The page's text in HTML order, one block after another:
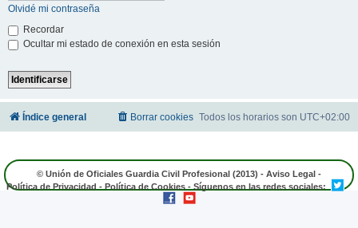
Olvidé mi contraseña
Recordar
Ocultar mi estado de conexión en esta sesión
Índice general Todos los horarios son UTC+02:00
Borrar cookies
© Unión de Oficiales Guardia Civil Profesional (2013) - Aviso Legal -
Política de Privacidad - Política de Cookies - Síguenos en las redes sociales: